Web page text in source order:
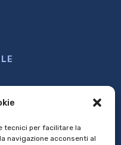
tecnici per facilitare la
navigazione acconsenti al